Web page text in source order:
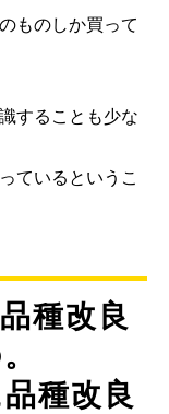
ものしか買って
することも少な
ているというこ
種改良
種改良